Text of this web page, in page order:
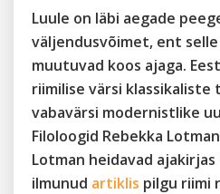
Luule on läbi aegade
väljendusvõimet, ent
muutuvad koos ajaga.
riimilise värsi
vabavärsi modernistlike
Filoloogid Rebekka
Lotman heidavad ajakirjas
ilmunud artiklis pilgu riimi